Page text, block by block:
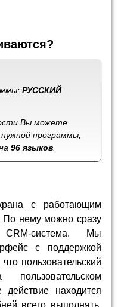
РУССКИЙ
Вы можете
нужной программы,
96 языков
с работающим
По нему можно сразу
система. Мы
с поддержкой
пользовательский
находится